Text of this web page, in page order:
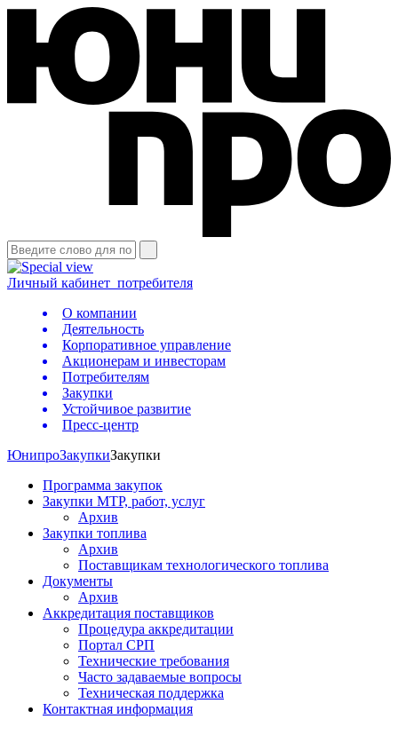
Личный кабинет потребителя
О компании
Деятельность
Корпоративное управление
Акционерам и инвесторам
Потребителям
Закупки
Устойчивое развитие
Пресс-центр
ЮнипроЗакупкиЗакупки
Программа закупок
Закупки МТР, работ, услуг
Архив
Закупки топлива
Архив
Поставщикам технологического топлива
Документы
Архив
Аккредитация поставщиков
Процедура аккредитации
Портал СРП
Технические требования
Часто задаваемые вопросы
Техническая поддержка
Контактная информация